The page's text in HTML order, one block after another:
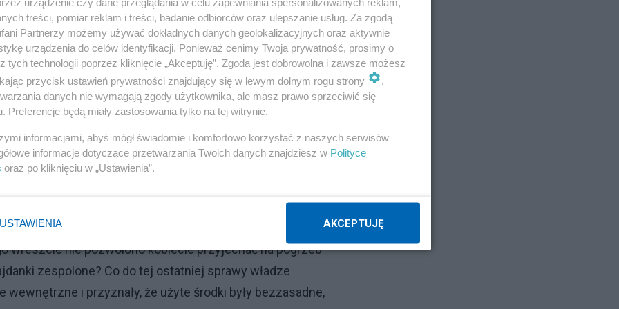
śmierć dziecka. Zamiast współczucia dla matki była
obawa o stworzenie negatywnego obrazu pieczy
zastępczej przez sąd. Wydano ją dopiero po czterech
Czy sąd wiedział o śmierci dziecka, a mimo to
niż rok (w tym przypadku były to cztery miesiące)
Dlaczego nie poinformowano o tym kobiety, tyko
zauważono faktu, że kobieta jest najpierw w ciąży,
fizycznej i nie odroczono kary lani nie wyznaczono
wreszcie nie pozwolono kobiecie przyjechać na pogrzeb
zespolone? Co do tej ostatniej sprawy władze
i przyznały, że użyte środki były bezzasadne,
treści, pomiar reklam i treści, badanie odbiorców oraz ulepszanie usług. Za zgodą
Partnerzy możemy używać dokładnych danych geolokalizacyjnych oraz aktywnie
urządzenia do celów identyfikacji. Ponieważ cenimy Twoją prywatność, prosimy o
tych technologii poprzez kliknięcie „Akceptuję”. Zgoda jest dobrowolna i zawsze możesz
przycisk ustawień prywatności znajdujący się w lewym dolnym rogu strony
.
danych nie wymagają zgody użytkownika, ale masz prawo sprzeciwić się
Preferencje będą miały zastosowania tylko na tej witrynie.
informacjami, abyś mógł świadomie i komfortowo korzystać z naszych serwisów
informacje dotyczące przetwarzania Twoich danych znajdziesz w Polityce
oraz po kliknięciu w „Ustawienia”.
USTAWIENIA AKCEPTUJĘ